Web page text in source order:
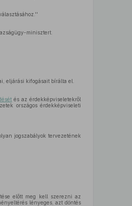
minisztert.
eljárási kifogásait bírálta el.
és az érdekképviseletekről
országos érdekképviseleti
jogszabályok tervezetének
előtt meg kell szerezni az
lényeges, azt döntés